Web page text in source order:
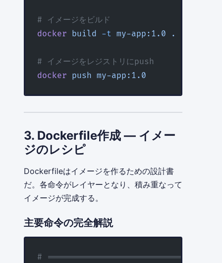
# イメージをビルド
docker build -t my-app:1.0 .
# イメージをレジストリにpush
docker push my-app:1.0
3. Dockerfile作成 — イメー
ジのレシピ
Dockerfileはイメージを作るための設計書
だ。各命令がレイヤーとなり、積み重なって
イメージが完成する。
主要命令の完全解説
#